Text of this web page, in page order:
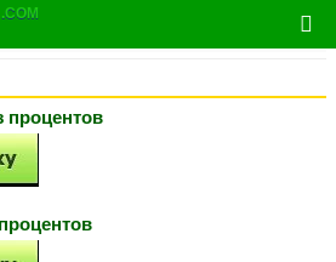
.COM
процентов